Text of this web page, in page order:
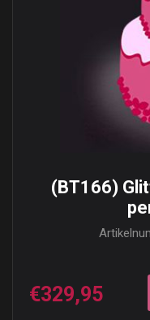
(BT166)
€329,95